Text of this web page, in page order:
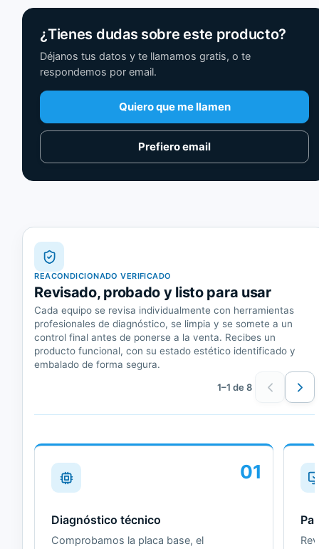
¿Tienes dudas sobre este producto?
Déjanos tus datos y te llamamos gratis, o te
respondemos por email.
Quiero que me llamen
Prefiero email
REACONDICIONADO VERIFICADO
Revisado, probado y listo para usar
Cada equipo se revisa individualmente con herramientas
profesionales de diagnóstico, se limpia y se somete a un
control final antes de ponerse a la venta. Recibes un
producto funcional, con su estado estético identificado y
embalado de forma segura.
1–1 de 8
01
Diagnóstico técnico
Comprobamos la placa base, el